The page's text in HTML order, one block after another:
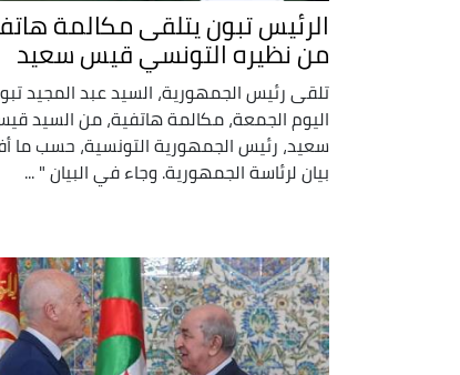
الرئيس تبون يتلقى مكالمة
من نظيره التونسي قيس سعيد
تلقى رئيس الجمهورية، السيد عبد المجيد
اليوم الجمعة، مكالمة هاتفية، من السيد
سعيد، رئيس الجمهورية التونسية، حسب ما
بيان لرئاسة الجمهورية. وجاء في البيان " ...